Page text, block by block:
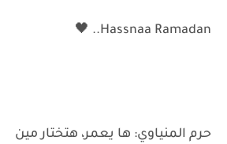
Hassnaa Ramadan.. 🖤
حرم المنياوي: ها يعمر، هتختار مين